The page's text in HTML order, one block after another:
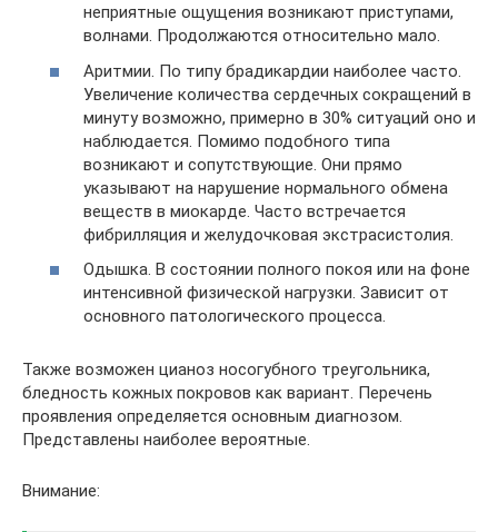
неприятные ощущения возникают приступами,
волнами. Продолжаются относительно мало.
Аритмии. По типу брадикардии наиболее часто.
Увеличение количества сердечных сокращений в
минуту возможно, примерно в 30% ситуаций оно и
наблюдается. Помимо подобного типа
возникают и сопутствующие. Они прямо
указывают на нарушение нормального обмена
веществ в миокарде. Часто встречается
фибрилляция и желудочковая экстрасистолия.
Одышка. В состоянии полного покоя или на фоне
интенсивной физической нагрузки. Зависит от
основного патологического процесса.
Также возможен цианоз носогубного треугольника,
бледность кожных покровов как вариант. Перечень
проявления определяется основным диагнозом.
Представлены наиболее вероятные.
Внимание: